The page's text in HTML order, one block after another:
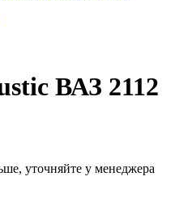
ВАЗ 2112
уточняйте у менеджера